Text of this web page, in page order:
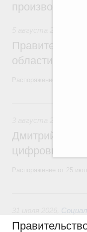
области в
Распоряжение от 3
Дмитрий
цифровых